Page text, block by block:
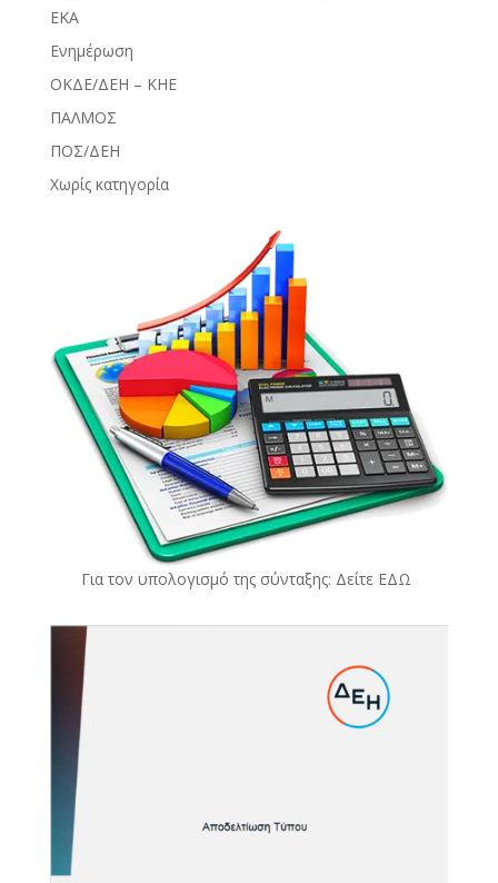
ΕΚΑ
Ενημέρωση
ΟΚΔΕ/ΔΕΗ – ΚΗΕ
ΠΑΛΜΟΣ
ΠΟΣ/ΔΕΗ
Χωρίς κατηγορία
Για τον υπολογισμό της σύνταξης: Δείτε ΕΔΩ